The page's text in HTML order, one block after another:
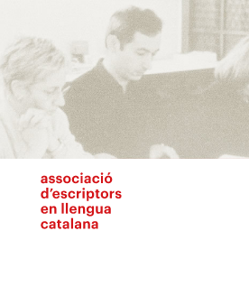
contingut